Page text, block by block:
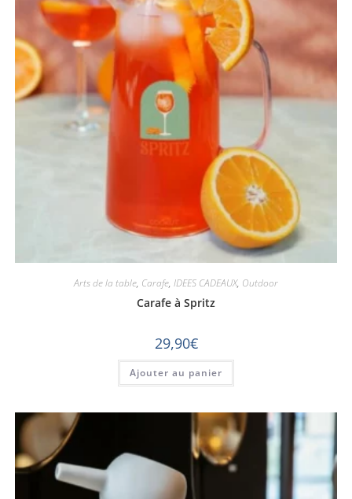
Arts de la table, Carafe, IDEES CADEAUX, Outdoor
Carafe à Spritz
29,90€
Ajouter au panier